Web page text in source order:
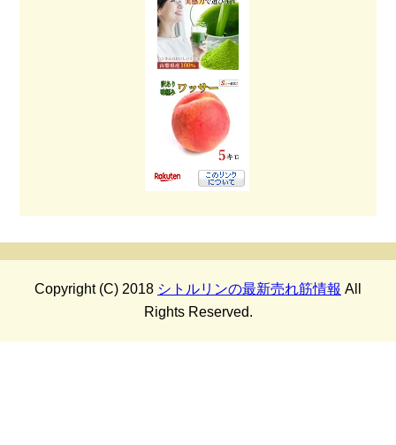
Copyright (C) 2018 シトルリンの最新売れ筋情報 All
Rights Reserved.